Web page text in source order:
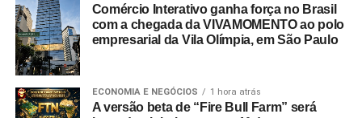
Comércio Interativo ganha força no Brasil
com a chegada da VIVAMOMENTO ao polo
empresarial da Vila Olímpia, em São Paulo
ECONOMIA E NEGÓCIOS 1 hora atrás
A versão beta de “Fire Bull Farm” será